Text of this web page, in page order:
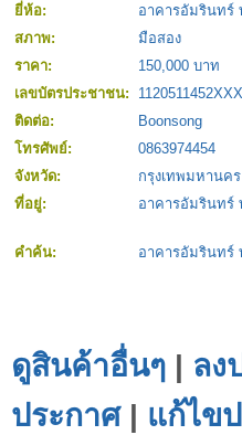
ยี่ห้อ: อาคารอัมรินทร์
สภาพ:
มือสอง
ราคา:
150,000 บาท
เลขบัตรประชาชน:
1120511452XXX
ติดต่อ:
Boonsong
โทรศัพย์:
0863974454
จังหวัด:
กรุงเทพมหานคร
ที่อยู่:
อาคารอัมรินทร์
คำค้น: อาคารอัมรินทร์
ดูสินค้าอื่นๆ | ลง
ประกาศ| แก้ไข